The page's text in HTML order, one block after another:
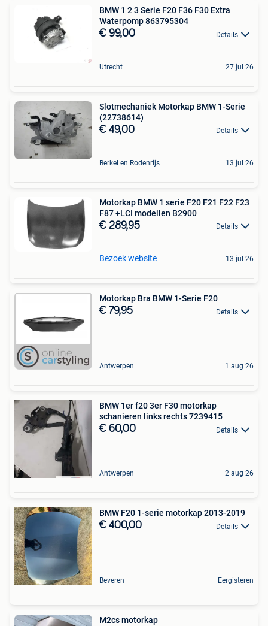
BMW 1 2 3 Serie F20 F36 F30 Extra
Waterpomp 863795304
€ 99,00 Details
Utrecht 27 jul 26
Slotmechaniek Motorkap BMW 1-Serie
(22738614)
€ 49,00 Details
Berkel en Rodenrijs 13 jul 26
Motorkap BMW 1 serie F20 F21 F22 F23
F87 +LCI modellen B2900
€ 289,95 Details
Bezoek website 13 jul 26
Motorkap Bra BMW 1-Serie F20
€ 79,95 Details
Antwerpen 1 aug 26
BMW 1er f20 3er F30 motorkap
schanieren links rechts 7239415
€ 60,00 Details
Antwerpen 2 aug 26
BMW F20 1-serie motorkap 2013-2019
€ 400,00 Details
Beveren Eergisteren
M2cs motorkap